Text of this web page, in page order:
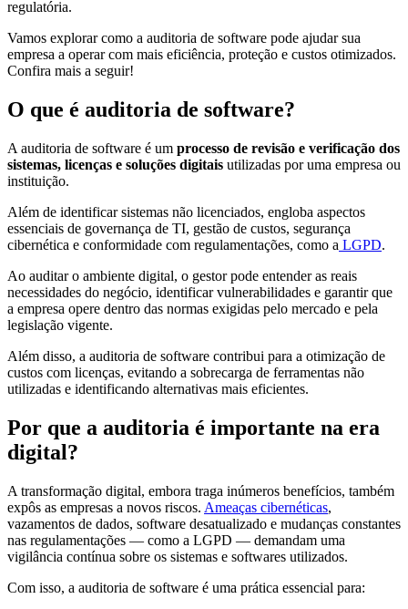
regulatória.
Vamos explorar como a auditoria de software pode ajudar sua
empresa a operar com mais eficiência, proteção e custos otimizados.
Confira mais a seguir!
O que é auditoria de software?
A auditoria de software é um processo de revisão e verificação dos
sistemas, licenças e soluções digitais utilizadas por uma empresa ou
instituição.
Além de identificar sistemas não licenciados, engloba aspectos
essenciais de governança de TI, gestão de custos, segurança
cibernética e conformidade com regulamentações, como a LGPD.
Ao auditar o ambiente digital, o gestor pode entender as reais
necessidades do negócio, identificar vulnerabilidades e garantir que
a empresa opere dentro das normas exigidas pelo mercado e pela
legislação vigente.
Além disso, a auditoria de software contribui para a otimização de
custos com licenças, evitando a sobrecarga de ferramentas não
utilizadas e identificando alternativas mais eficientes.
Por que a auditoria é importante na era
digital?
A transformação digital, embora traga inúmeros benefícios, também
expôs as empresas a novos riscos. Ameaças cibernéticas,
vazamentos de dados, software desatualizado e mudanças constantes
nas regulamentações — como a LGPD — demandam uma
vigilância contínua sobre os sistemas e softwares utilizados.
Com isso, a auditoria de software é uma prática essencial para: